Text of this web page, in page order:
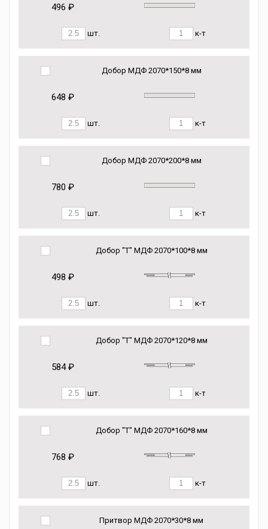
496 ₽
шт. к-т
Добор МДФ 2070*150*8 мм
648 ₽
шт. к-т
Добор МДФ 2070*200*8 мм
780 ₽
шт. к-т
Добор "Т" МДФ 2070*100*8 мм
498 ₽
шт. к-т
Добор "Т" МДФ 2070*120*8 мм
584 ₽
шт. к-т
Добор "Т" МДФ 2070*160*8 мм
768 ₽
шт. к-т
Притвор МДФ 2070*30*8 мм